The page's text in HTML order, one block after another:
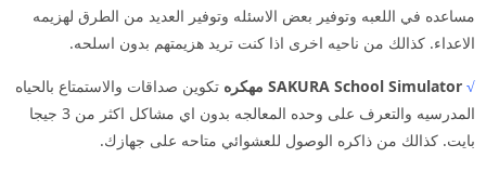
مساعده في اللعبه وتوفير بعض الاسئله وتوفير العديد من الطرق لهزيمه
الاعداء. كذالك من ناحيه اخرى اذا كنت تريد هزيمتهم بدون اسلحه.
√ SAKURA School Simulator مهكره
تكوين صداقات والاستمتاع بالحياه
المدرسيه والتعرف على وحده المعالجه بدون اي مشاكل اكثر من 3 جيجا
بايت. كذالك من ذاكره الوصول للعشوائي متاحه على جهازك.